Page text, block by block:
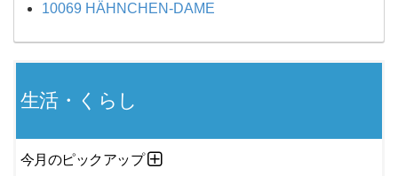
10069 HÄHNCHEN-DAME
生活・くらし
今月のピックアップ